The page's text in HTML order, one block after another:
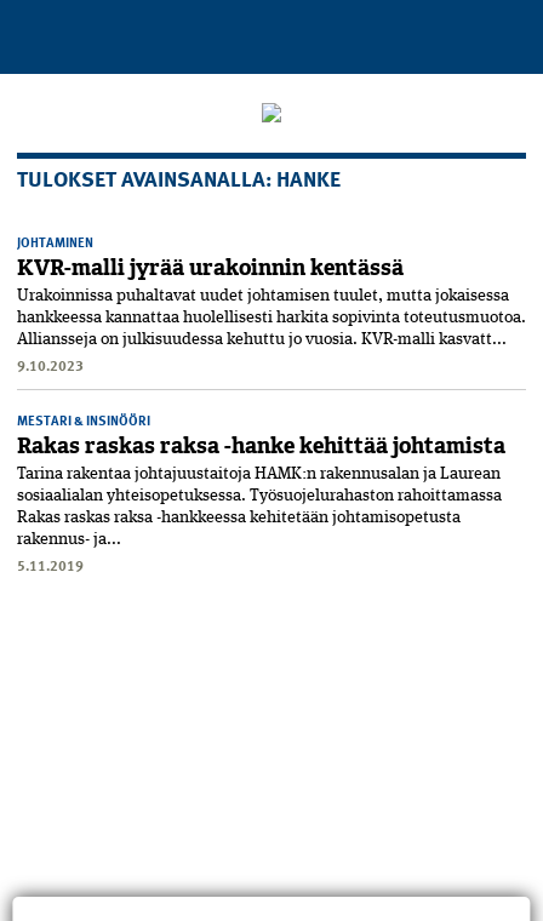
TULOKSET AVAINSANALLA: HANKE
JOHTAMINEN
KVR-malli jyrää urakoinnin kentässä
Urakoinnissa puhaltavat uudet johtamisen tuulet, mutta jokaisessa
hankkeessa kannattaa huolellisesti harkita sopivinta toteutusmuotoa.
Alliansseja on julkisuudessa kehuttu jo vuosia. KVR-malli kasvatt...
9.10.2023
MESTARI & INSINÖÖRI
Rakas raskas raksa -hanke kehittää johtamista
Tarina rakentaa johtajuustaitoja HAMK:n rakennusalan ja Laurean
sosiaalialan yhteisopetuksessa. Työsuojelurahaston rahoittamassa
Rakas raskas raksa -hankkeessa kehitetään johtamisopetusta
rakennus- ja...
5.11.2019